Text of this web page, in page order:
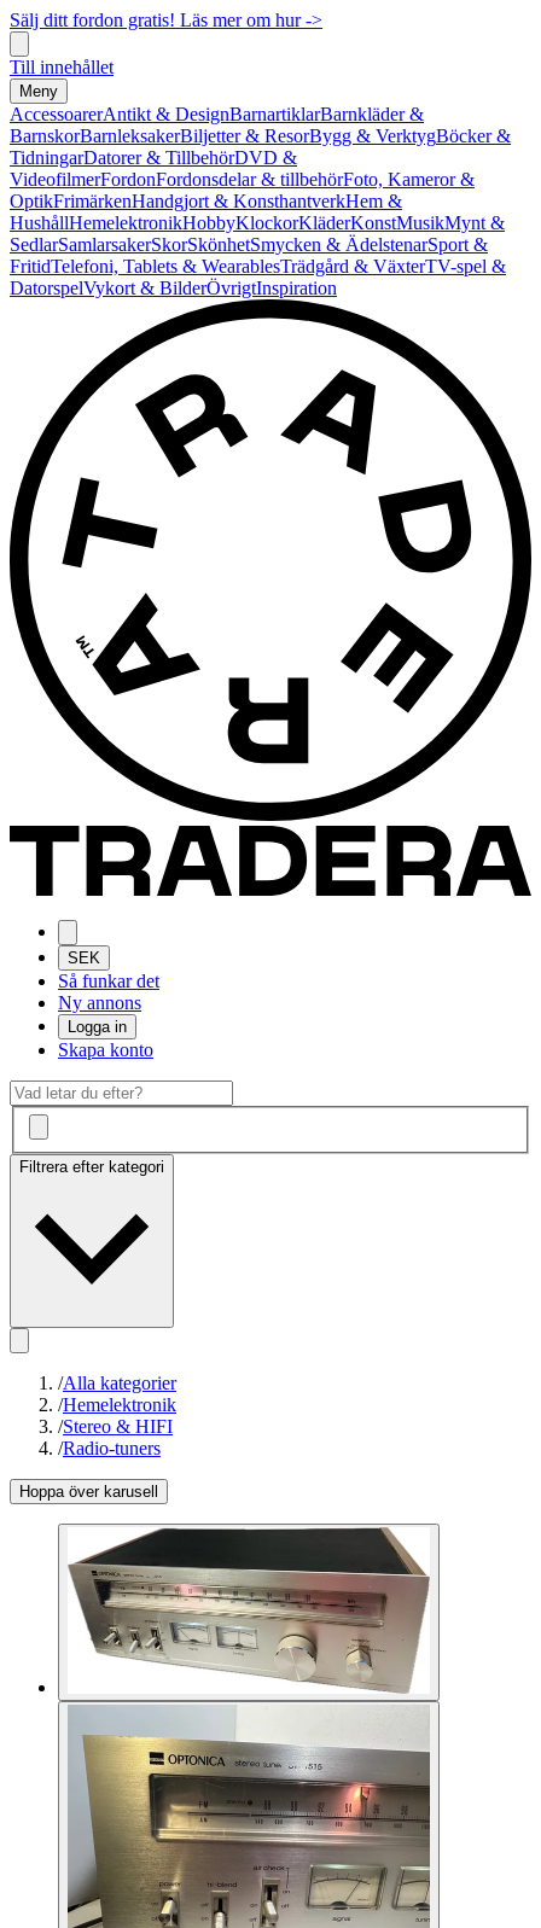
Sälj ditt fordon gratis! Läs mer om hur ->
Till innehållet
Meny
AccessoarerAntikt & DesignBarnartiklarBarnkläder &
BarnskorBarnleksakerBiljetter & ResorBygg & VerktygBöcker &
TidningarDatorer & TillbehörDVD &
VideofilmerFordonFordonsdelar & tillbehörFoto, Kameror &
OptikFrimärkenHandgjort & KonsthantverkHem &
HushållHemelektronikHobbyKlockorKläderKonstMusikMynt &
SedlarSamlarsakerSkorSkönhetSmycken & ÄdelstenarSport &
FritidTelefoni, Tablets & WearablesTrädgård & VäxterTV-spel &
DatorspelVykort & BilderÖvrigtInspiration
SEK
Så funkar det
Ny annons
Logga in
Skapa konto
Filtrera efter kategori
/Alla kategorier
/Hemelektronik
/Stereo & HIFI
/Radio-tuners
Hoppa över karusell